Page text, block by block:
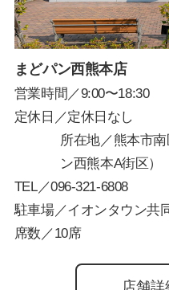
まどパン西熊本店
営業時間／9:00〜18:30
定休日／定休日なし
所在地／熊本市
ン西熊本A街区）
TEL／096-321-6808
駐車場／イオンタウン共
席数／10席
店舗詳